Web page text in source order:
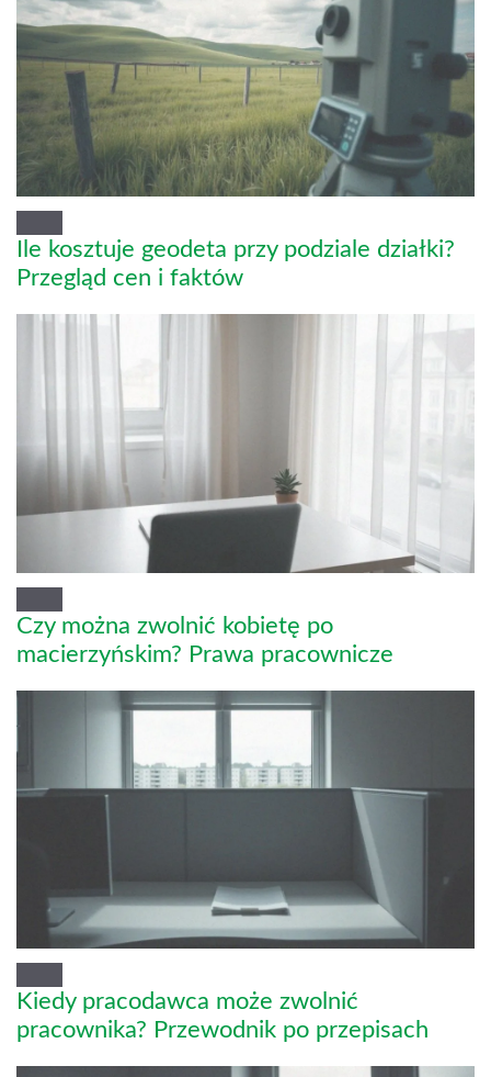
Ile kosztuje geodeta przy podziale działki?
Przegląd cen i faktów
Czy można zwolnić kobietę po
macierzyńskim? Prawa pracownicze
Kiedy pracodawca może zwolnić
pracownika? Przewodnik po przepisach